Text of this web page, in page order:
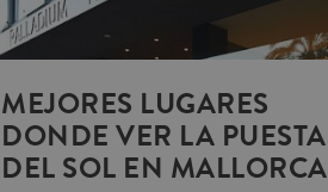
MEJORES LUGARES
DONDE VER LA PUESTA
DEL SOL EN MALLORCA